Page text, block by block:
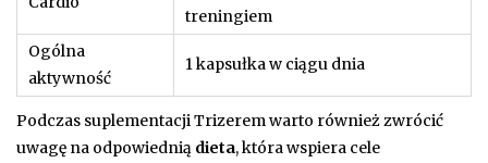
treningiem
Ogólna
aktywność
1 kapsułka w ciągu dnia
Podczas suplementacji Trizerem warto również zwrócić
uwagę na odpowiednią dieta, która wspiera cele